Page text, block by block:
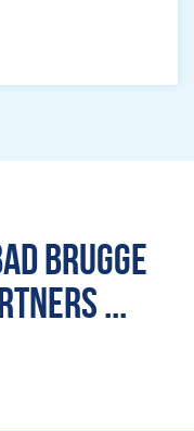
BRUGGE
...